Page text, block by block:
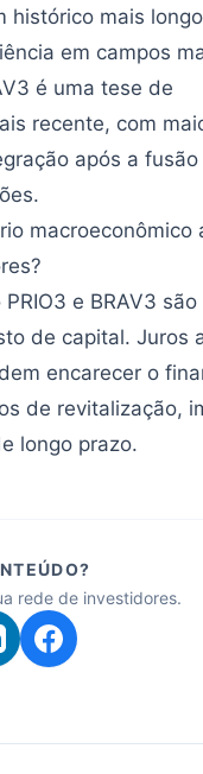
histórico mais
em campos
é uma tese de
recente, com
após a fusão
macroeconômico
e BRAV3
de capital. Juros
encarecer o
de revitalização,
longo prazo.
rede de investidores.